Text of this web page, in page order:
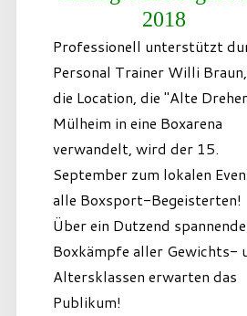
2018
Professionell unterstützt
Personal Trainer Willi
die Location, die "Alte
Mülheim in eine Boxarena
verwandelt, wird der 15.
September zum lokalen
alle Boxsport-Begeisterten!
Über ein Dutzend spannende
Boxkämpfe aller Gewichts-
Altersklassen erwarten das
Publikum!